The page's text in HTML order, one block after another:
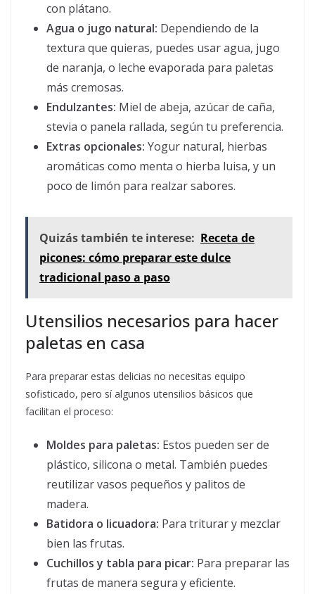
con plátano.
Agua o jugo natural: Dependiendo de la
textura que quieras, puedes usar agua, jugo
de naranja, o leche evaporada para paletas
más cremosas.
Endulzantes: Miel de abeja, azúcar de caña,
stevia o panela rallada, según tu preferencia.
Extras opcionales: Yogur natural, hierbas
aromáticas como menta o hierba luisa, y un
poco de limón para realzar sabores.
Quizás también te interese: Receta de
picones: cómo preparar este dulce
tradicional paso a paso
Utensilios necesarios para hacer
paletas en casa
Para preparar estas delicias no necesitas equipo
sofisticado, pero sí algunos utensilios básicos que
facilitan el proceso:
Moldes para paletas: Estos pueden ser de
plástico, silicona o metal. También puedes
reutilizar vasos pequeños y palitos de
madera.
Batidora o licuadora: Para triturar y mezclar
bien las frutas.
Cuchillos y tabla para picar: Para preparar las
frutas de manera segura y eficiente.